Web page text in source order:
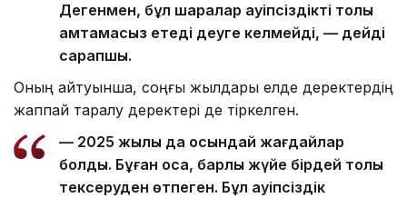
Дегенмен, бұл шаралар қауіпсіздікті толық
қамтамасыз етеді деуге келмейді, — дейді
сарапшы.
Оның айтуынша, соңғы жылдары елде деректердің
жаппай таралу деректері де тіркелген.
— 2025 жылы да осындай жағдайлар
болды. Бұған қоса, барлық жүйе бірдей толық
тексеруден өтпеген. Бұл қауіпсіздік